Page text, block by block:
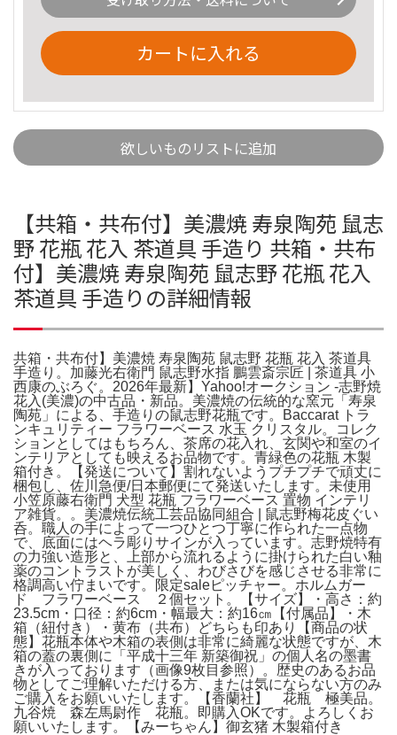
カートに入れる
欲しいものリストに追加
【共箱・共布付】美濃焼 寿泉陶苑 鼠志
野 花瓶 花入 茶道具 手造り 共箱・共布
付】美濃焼 寿泉陶苑 鼠志野 花瓶 花入
茶道具 手造りの詳細情報
共箱・共布付】美濃焼 寿泉陶苑 鼠志野 花瓶 花入 茶道具
手造り。加藤光右衛門 鼠志野水指 鵬雲斎宗匠 | 茶道具 小
西康のぶろぐ。2026年最新】Yahoo!オークション -志野焼
花入(美濃)の中古品・新品。美濃焼の伝統的な窯元「寿泉
陶苑」による、手造りの鼠志野花瓶です。Baccarat トラ
ンキュリティー フラワーベース 水玉 クリスタル。コレク
ションとしてはもちろん、茶席の花入れ、玄関や和室のイ
ンテリアとしても映えるお品物です。青緑色の花瓶 木製
箱付き。【発送について】割れないようプチプチで頑丈に
梱包し、佐川急便/日本郵便にて発送いたします。未使用
小笠原藤右衛門 犬型 花瓶 フラワーベース 置物 インテリ
ア雑貨。。美濃焼伝統工芸品協同組合 | 鼠志野梅花皮ぐい
呑。職人の手によって一つひとつ丁寧に作られた一点物
で、底面にはヘラ彫りサインが入っています。志野焼特有
の力強い造形と、上部から流れるように掛けられた白い釉
薬のコントラストが美しく、わびさびを感じさせる非常に
格調高い佇まいです。限定saleピッチャー。ホルムガー
ド フラワーベース ２個セット。【サイズ】・高さ：約
23.5cm・口径：約6cm・幅最大：約16㎝【付属品】・木
箱（紐付き）・黄布（共布）どちらも印あり【商品の状
態】花瓶本体や木箱の表側は非常に綺麗な状態ですが、木
箱の蓋の裏側に「平成十三年 新築御祝」の個人名の墨書
きが入っております（画像9枚目参照）。歴史のあるお品
物としてご理解いただける方、または気にならない方のみ
ご購入をお願いいたします。【香蘭社】 花瓶 極美品。
九谷焼 森左馬尉作 花瓶。即購入OKです。よろしくお
願いいたします。【みーちゃん】御玄猪 木製箱付き